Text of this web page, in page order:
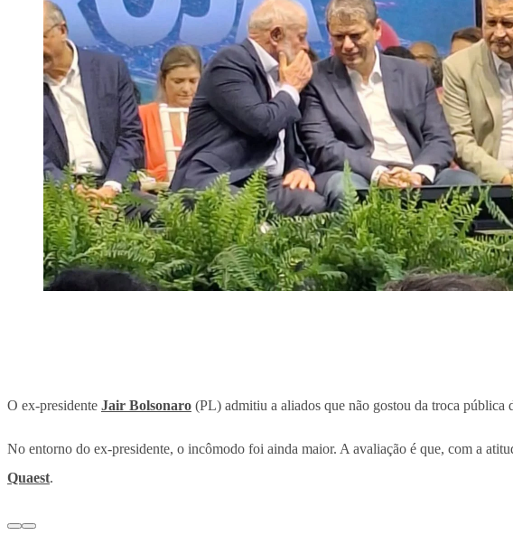
O ex-presidente Jair Bolsonaro (PL) admitiu a aliados que não gostou da troca pública
No entorno do ex-presidente, o incômodo foi ainda maior. A avaliação é que, com a
Quaest.